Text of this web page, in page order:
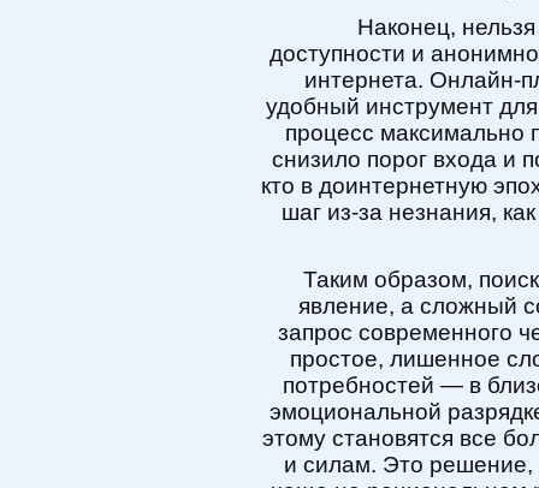
Наконец,
доступности и
интернета. Онлайн-
удобный инструмент
процесс
снизило порог входа и
кто в доинтернетную
шаг из-за незнания,
Таким образом,
явление, а сложный
запрос современного
простое, лишенное
потребностей — в
эмоциональной
этому становятся все
и силам. Это решение,